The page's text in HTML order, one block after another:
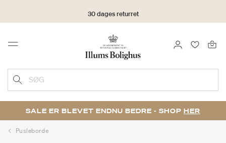
30 dages returret
Menu LOG IND
SØG
SALE ER BLEVET ENDNU BEDRE - SHOP HER
Pusleborde